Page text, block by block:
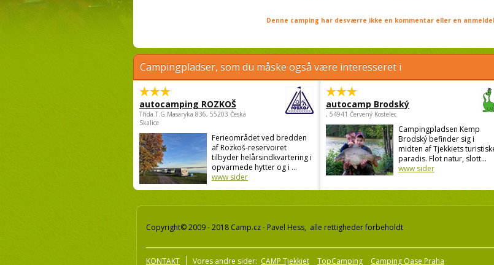
Denne camping har desværre ikke en kommentar eller en
Campingpladser, som du måske også være interesseret i
autocamping ROZKOŠ
Třída.T.G.Masaryka 836, 55203 Česká
Skalice
Ferieområdet ved bredden
af Rozkoš-reservoiret
tilbyder helårsindkvartering i
opvarmede hytter og i ...
www sider
autocamp Brodský
, 54941 Červený Kostelec
Campingpladsen Kemp
Brodský befinder sig i
midten af Tjekkiets
paradis. Flot natur, slott...
www sider
Copyright© 2009 - 2018 Camp.cz - Pavel Hess, alle rettigheder forbeholdt
KONTAKT Vores andre sider: CAMP Tjekkiet TopCamping Camping Oase Praha